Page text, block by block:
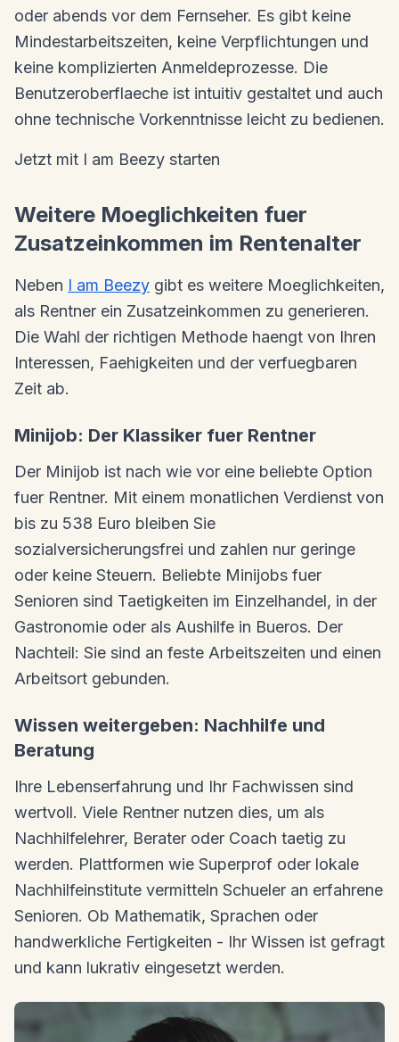
oder abends vor dem Fernseher. Es gibt keine
Mindestarbeitszeiten, keine Verpflichtungen und
keine komplizierten Anmeldeprozesse. Die
Benutzeroberflaeche ist intuitiv gestaltet und auch
ohne technische Vorkenntnisse leicht zu bedienen.
Jetzt mit I am Beezy starten
Weitere Moeglichkeiten fuer
Zusatzeinkommen im Rentenalter
Neben I am Beezy gibt es weitere Moeglichkeiten,
als Rentner ein Zusatzeinkommen zu generieren.
Die Wahl der richtigen Methode haengt von Ihren
Interessen, Faehigkeiten und der verfuegbaren
Zeit ab.
Minijob: Der Klassiker fuer Rentner
Der Minijob ist nach wie vor eine beliebte Option
fuer Rentner. Mit einem monatlichen Verdienst von
bis zu 538 Euro bleiben Sie
sozialversicherungsfrei und zahlen nur geringe
oder keine Steuern. Beliebte Minijobs fuer
Senioren sind Taetigkeiten im Einzelhandel, in der
Gastronomie oder als Aushilfe in Bueros. Der
Nachteil: Sie sind an feste Arbeitszeiten und einen
Arbeitsort gebunden.
Wissen weitergeben: Nachhilfe und
Beratung
Ihre Lebenserfahrung und Ihr Fachwissen sind
wertvoll. Viele Rentner nutzen dies, um als
Nachhilfelehrer, Berater oder Coach taetig zu
werden. Plattformen wie Superprof oder lokale
Nachhilfeinstitute vermitteln Schueler an erfahrene
Senioren. Ob Mathematik, Sprachen oder
handwerkliche Fertigkeiten - Ihr Wissen ist gefragt
und kann lukrativ eingesetzt werden.